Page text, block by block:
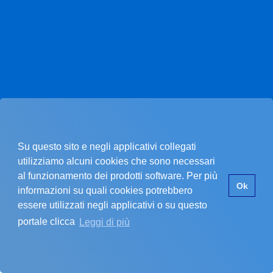
Pagina non trovata.
La pagina che stai cercando non esiste.
SI È VERIFICATO UN PROBLEMA
Su questo sito e negli applicativi collegati
utilizziamo alcuni cookies che sono necessari
al funzionamento dei prodotti software. Per più
informazioni su quali cookies potrebbero
essere utilizzati negli applicativi o su questo
portale clicca
Leggi di più
Ok